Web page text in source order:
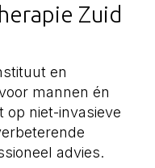
Zuid
en
mannen én
niet-invasieve
advies.